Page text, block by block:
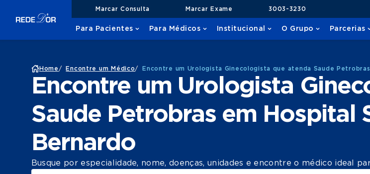
Marcar Consulta Marcar Exame 3003-3230
Para Pacientes Para Médicos Institucional O Grupo Parcerias
Home / Encontre um Médico/ Encontre um Urologista Ginecologista que atenda Saude
Encontre um Urologista
Saude Petrobras em Hospital
Bernardo
Busque por especialidade, nome, doenças, unidades e encontre o médico ideal